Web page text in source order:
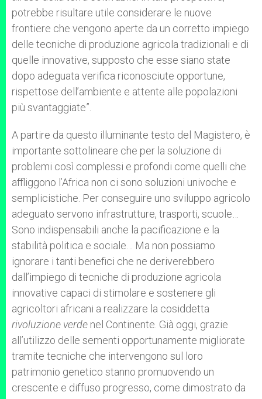
potrebbe risultare utile considerare le nuove
frontiere che vengono aperte da un corretto impiego
delle tecniche di produzione agricola tradizionali e di
quelle innovative, supposto che esse siano state
dopo adeguata verifica riconosciute opportune,
rispettose dell’ambiente e attente alle popolazioni
più svantaggiate”.
A partire da questo illuminante testo del Magistero, è
importante sottolineare che per la soluzione di
problemi così complessi e profondi come quelli che
affliggono l’Africa non ci sono soluzioni univoche e
semplicistiche. Per conseguire uno sviluppo agricolo
adeguato servono infrastrutture, trasporti, scuole…
Sono indispensabili anche la pacificazione e la
stabilità politica e sociale… Ma non possiamo
ignorare i tanti benefici che ne deriverebbero
dall’impiego di tecniche di produzione agricola
innovative capaci di stimolare e sostenere gli
agricoltori africani a realizzare la cosiddetta
rivoluzione verde nel Continente. Già oggi, grazie
all’utilizzo delle sementi opportunamente migliorate
tramite tecniche che intervengono sul loro
patrimonio genetico stanno promuovendo un
crescente e diffuso progresso, come dimostrato da